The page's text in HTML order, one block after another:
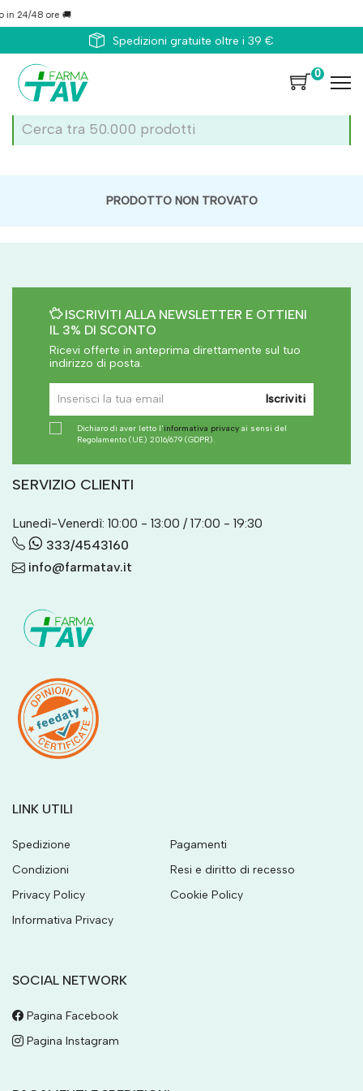
24/48 ore 🚚
Spedizioni gratuite oltre i 39 €
0
PRODOTTO NON TROVATO
ISCRIVITI ALLA NEWSLETTER E OTTIENI
IL 3% DI SCONTO
Ricevi offerte in anteprima direttamente sul tuo
indirizzo di posta.
Iscriviti
Dichiaro di aver letto l'informativa privacy ai sensi del
Regolamento (UE) 2016/679 (GDPR).
SERVIZIO CLIENTI
Lunedì-Venerdì: 10:00 - 13:00 / 17:00 - 19:30
333/4543160
info@farmatav.it
LINK UTILI
Spedizione
Pagamenti
Condizioni
Resi e diritto di recesso
Privacy Policy
Cookie Policy
Informativa Privacy
SOCIAL NETWORK
Pagina Facebook
Pagina Instagram